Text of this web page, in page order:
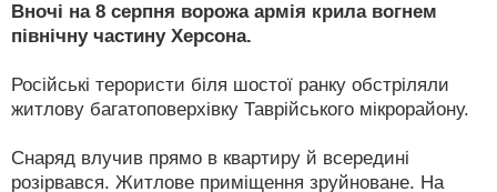
Вночі на 8 серпня ворожа армія крила вогнем
північну частину Херсона.
Російські терористи біля шостої ранку обстріляли
житлову багатоповерхівку Таврійського мікрорайону.
Снаряд влучив прямо в квартиру й всередині
розірвався. Житлове приміщення зруйноване. На